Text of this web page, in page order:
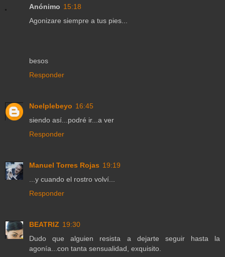
Anónimo 15:18
Agonizare siempre a tus pies...
besos
Responder
Noelplebeyo 16:45
siendo así...podré ir...a ver
Responder
Manuel Torres Rojas 19:19
...y cuando el rostro volví...
Responder
BEATRIZ 19:30
Dudo que alguien resista a dejarte seguir hasta la
agonía...con tanta sensualidad, exquisito.